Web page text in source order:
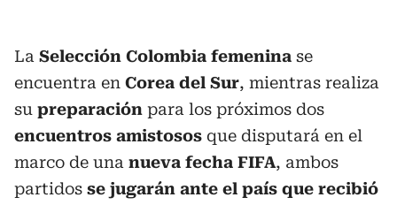
La Selección Colombia femenina se
encuentra en Corea del Sur, mientras realiza
su preparación para los próximos dos
encuentros amistosos que disputará en el
marco de una nueva fecha FIFA, ambos
partidos se jugarán ante el país que recibió